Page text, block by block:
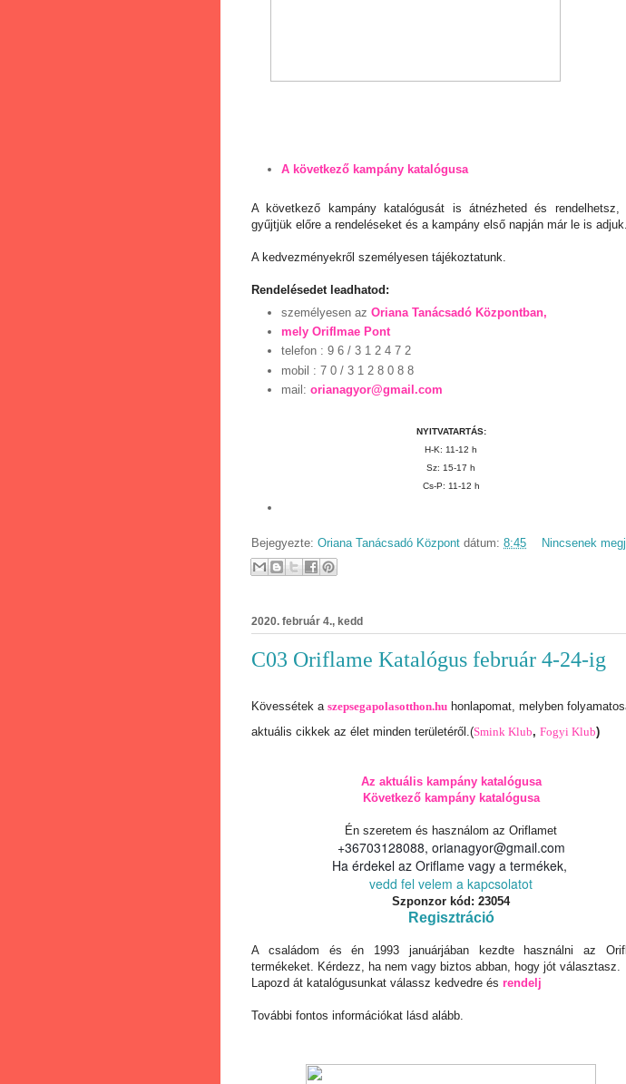
A következő kampány katalógusa
A következő kampány katalógusát is átnézheted és rendelhetsz,
gyűjtjük előre a rendeléseket és a kampány első napján már le is adjuk.
A kedvezményekről személyesen tájékoztatunk.
Rendelésedet leadhatod:
személyesen az Oriana Tanácsadó Központban,
mely Oriflmae Pont
telefon : 9 6 / 3 1 2 4 7 2
mobil : 7 0 / 3 1 2 8 0 8 8
mail: orianagyor@gmail.com
NYITVATARTÁS:
H-K: 11-12 h
Sz: 15-17 h
Cs-P: 11-12 h
Bejegyezte: Oriana Tanácsadó Központ dátum: 8:45 Nincsenek
2020. február 4., kedd
C03 Oriflame Katalógus február 4-24-ig
Kövessétek a szepsegapolasotthon.hu honlapomat, melyben
aktuális cikkek az élet minden területéről. (Smink Klub, Fogyi Klub)
Az aktuális kampány katalógusa
Következő kampány katalógusa
Én szeretem és használom az Oriflamet
+36703128088, orianagyor@gmail.com
Ha érdekel az Oriflame vagy a termékek,
vedd fel velem a kapcsolatot
Szponzor kód: 23054
Regisztráció
A családom és én 1993 januárjában kezdte használni az
termékeket. Kérdezz , ha nem vagy biztos abban, hogy jót választasz.
Lapozd át katalógusunkat válassz kedvedre és rendelj
További fontos információkat lásd alább.